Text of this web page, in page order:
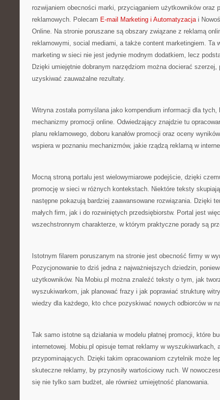
rozwijaniem obecności marki, przyciąganiem użytkowników oraz
reklamowych. Polecam E-mail Marketing i Automatyzacjai
Online. Na stronie poruszane są obszary związane z reklamą
reklamowymi, social mediami, a także content marketingiem. Ta
marketing w sieci nie jest jedynie modnym dodatkiem, lecz
Dzięki umiejętnie dobranym narzędziom można docierać szerzej,
uzyskiwać zauważalne rezultaty.
Witryna została pomyślana jako kompendium informacji dla
mechanizmy promocji online. Odwiedzający znajdzie tu
planu reklamowego, doboru kanałów promocji oraz oceny
wspiera w poznaniu mechanizmów, jakie rządzą reklamą w
Mocną stroną portalu jest wielowymiarowe podejście, dzięki
promocję w sieci w różnych kontekstach. Niektóre teksty
następne pokazują bardziej zaawansowane rozwiązania. Dzięki
małych firm, jak i do rozwiniętych przedsiębiorstw. Portal jest
wszechstronnym charakterze, w którym praktyczne porady są
Istotnym filarem poruszanym na stronie jest obecność firmy w
Pozycjonowanie to dziś jedna z najważniejszych dziedzin,
użytkowników. Na Mobiu.pl można znaleźć teksty o tym, jak
wyszukiwarkom, jak planować frazy i jak poprawiać strukturę
wiedzy dla każdego, kto chce pozyskiwać nowych odbiorców w
Tak samo istotne są działania w modelu płatnej promocji, które
internetowej. Mobiu.pl opisuje temat reklamy w wyszukiwarkach,
przypominających. Dzięki takim opracowaniom czytelnik może
skuteczne reklamy, by przynosiły wartościowy ruch. W
się nie tylko sam budżet, ale również umiejętność planowania.